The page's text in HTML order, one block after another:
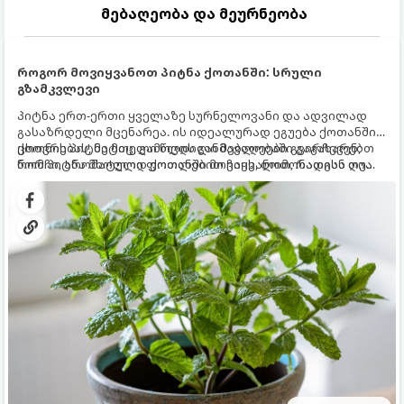
მებაღეობა და მეურნეობა
როგორ მოვიყვანოთ პიტნა ქოთანში: სრული
გზამკვლევი
პიტნა ერთ-ერთი ყველაზე სურნელოვანი და ადვილად
გასაზრდელი მცენარეა. ის იდეალურად ეგუება ქოთანში
ცხოვრებას, მეტიც, გამოცდილი მებაღეები გვირჩევენ,
რომ პიტნა მხოლოდ ქოთანში მოვიყვანოთ, რადგან ღია
გრუნტში (ბაღში) დარგვისას ის ფესვებით ძალიან
სწრაფად ვრცელდება და სხვა მცენარეებს ავიწროებს.
ქოთნის პიტნა მთელი წლის განმავლობაში გაგახარებთ
ნორჩი, არომატული ფოთლებით ჩაის, ლიმონათისა თუ
კერძებისთვის.